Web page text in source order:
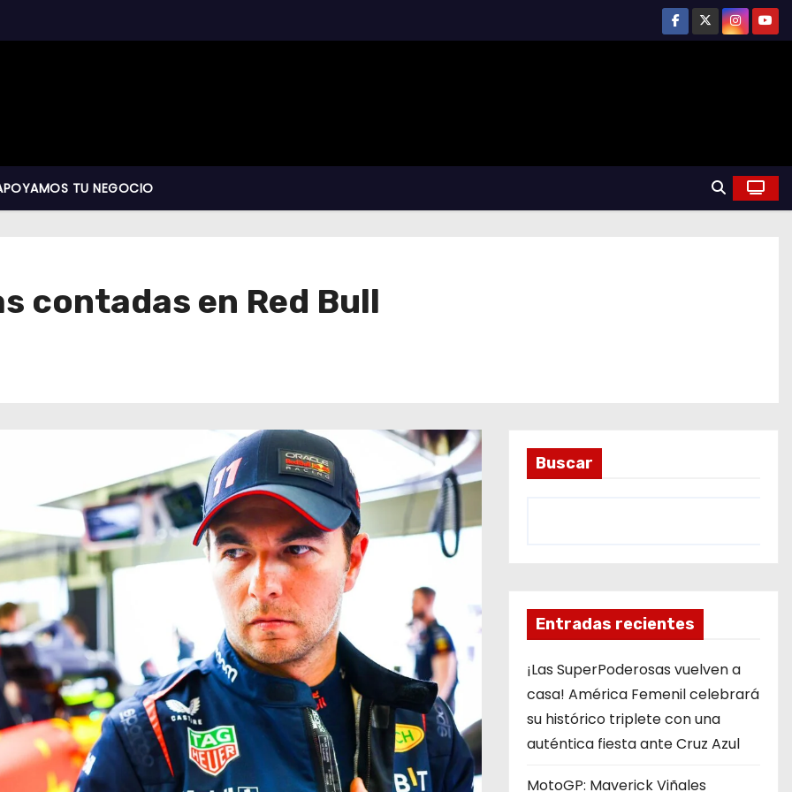
TU NEGOCIO
contadas en Red Bull
Buscar
Entradas recientes
¡Las SuperPoderosas vuelven a
casa! América Femenil celebrará
su histórico triplete con una
auténtica fiesta ante Cruz Azul
MotoGP: Maverick Viñales